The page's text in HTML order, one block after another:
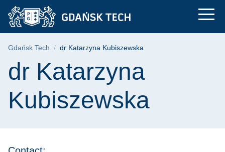
Skip
Skip
search
Skip
content
dr Katarzyna
Breadcrumb
Gdańsk Tech dr Katarzyna Kubiszewska
Page content
dr Katarzyna
Kubiszewska